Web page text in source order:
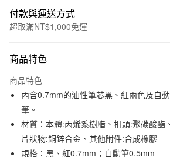
付款與運送方式
超取滿NT$1,000免運
信用卡一次付款
信用卡分期付款
3 期 0 利率 每期
合作金庫商業銀行
第一商
華南商業銀行
彰化商業
上海商業儲蓄銀行
超商取貨付款
LINE Pay
商品特色
商品特色
內含0.7mm的油性筆芯黑、紅兩色及自
筆。
材質：本體:丙烯系樹脂、扣頭:聚碳酸酯
片狀物:銅鋅合金、其他附件:合成橡膠
規格：黑、紅0.7mm；自動筆0.5mm